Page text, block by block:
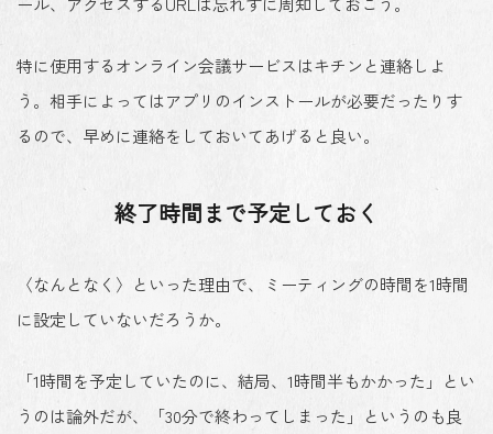
特に使用するオンライン会議サービスはキチンと連絡しよ
う。相手によってはアプリのインストールが必要だったりす
るので、早めに連絡をしておいてあげると良い。
終了時間まで予定しておく
〈なんとなく〉といった理由で、ミーティングの時間を1時間
に設定していないだろうか。
「1時間を予定していたのに、結局、1時間半もかかった」とい
うのは論外だが、「30分で終わってしまった」というのも良